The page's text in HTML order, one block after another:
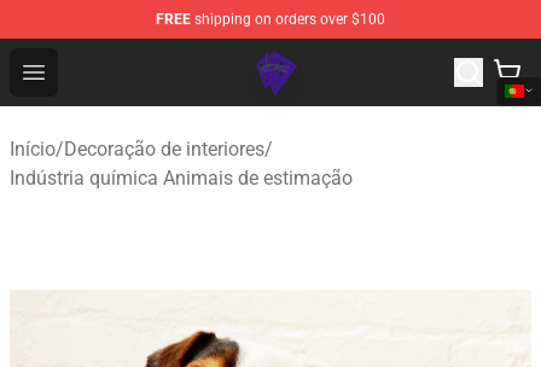
FREE shipping on orders over $100
Open menu
WhistlinDiesel Shop - Official WhistlinDiesel
Início/Decoração de interiores/
Indústria química Animais de estimação